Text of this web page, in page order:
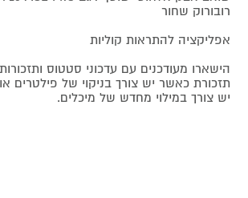
רובורוק שחור
אפליקציה להתראות קוליות
הישארו מעודכנים עם עדכוני סטטוס
תזכורת כאשר יש צורך בניקוי של פילטרים
יש צורך במילוי מחדש של מיכלים.